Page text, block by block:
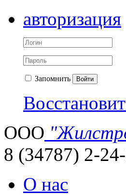
авторизация
Запомнить Войти
ООО
8 (34787) 2-
О нас